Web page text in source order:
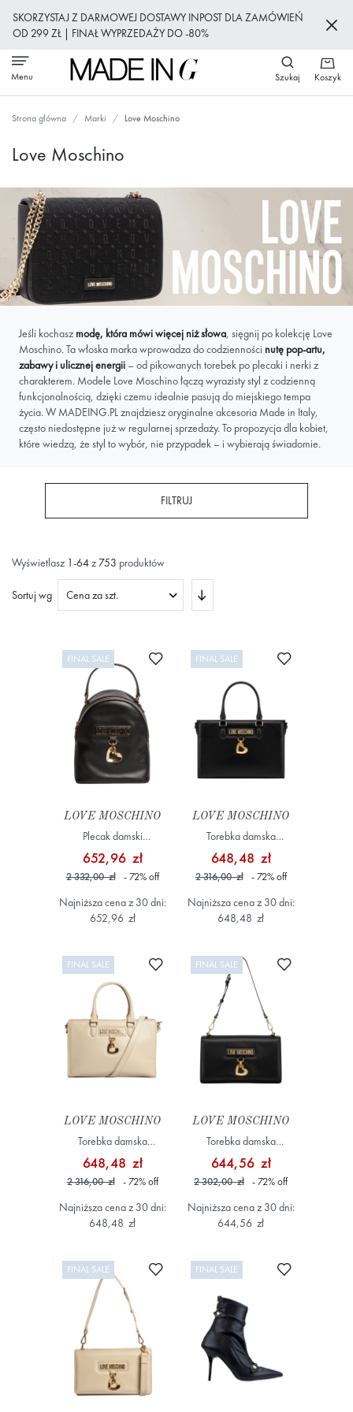
SKORZYSTAJ Z DARMOWEJ DOSTAWY INPOST DLA ZAMÓWIEŃ
OD 299 ZŁ | FINAŁ WYPRZEDAŻY DO -80%
do
treści
Menu Szukaj Koszyk
Strona główna Marki Love Moschino
Love Moschino
Jeśli kochaszmodę, która mówi więcej niż słowa, sięgnij po kolekcję Love
Moschino. Ta włoska marka wprowadza do codzienności nutę pop-artu,
zabawy i ulicznej energii – od pikowanych torebek po plecaki i nerki z
charakterem. Modele Love Moschino łączą wyrazisty styl z codzienną
funkcjonalnością, dzięki czemu idealnie pasują do miejskiego tempa
życia. W MADEING.PL znajdziesz oryginalne akcesoria Made in Italy,
często niedostępne już w regularnej sprzedaży. To propozycja dla kobiet,
które wiedzą, że styl to wybór, nie przypadek – i wybierają świadomie.
Wyświetlasz 1-64z753 produktów
Sortuj wg
Ustaw
rosnący
FINAL SALE Dodaj do ulubionych
LOVE MOSCHINO
Plecak damski
JC4500PP0MK30 Czarny
652,96 zł
2 332,00 zł - 72%off
Najniższa cena z 30 dni:
652,96 zł
FINAL SALE Dodaj do
LOVE MOSCHINO
Torebka damska
JC4504PP0MK30 Czarny
648,48 zł
2 316,00 zł - 72%off
Najniższa cena z 30 dni:
648,48 zł
FINAL SALE Dodaj do ulubionych
LOVE MOSCHINO
Torebka damska
JC4504PP0MK30
Kremowy
648,48 zł
2 316,00 zł - 72%off
Najniższa cena z 30 dni:
648,48 zł
FINAL SALE Dodaj do
LOVE MOSCHINO
Torebka damska
JC4502PP0MK30 Czarny
644,56 zł
2 302,00 zł - 72%off
Najniższa cena z 30 dni:
644,56 zł
FINAL SALE Dodaj do ulubionych
FINAL SALE Dodaj do
FILTRUJ